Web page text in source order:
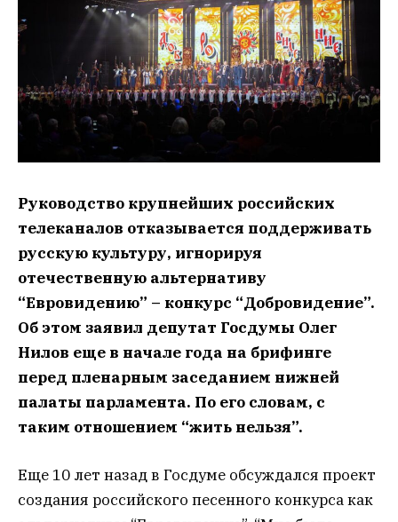
Руководство крупнейших российских
телеканалов отказывается поддерживать
русскую культуру, игнорируя
отечественную альтернативу
“Евровидению” – конкурс “Добровидение”.
Об этом заявил депутат Госдумы Олег
Нилов еще в начале года на брифинге
перед пленарным заседанием нижней
палаты парламента. По его словам, с
таким отношением “жить нельзя”.
Еще 10 лет назад в Госдуме обсуждался проект
создания российского песенного конкурса как